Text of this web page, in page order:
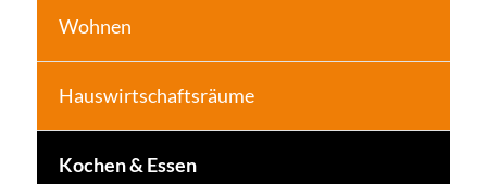
Wohnen
Hauswirtschaftsräume
Kochen & Essen